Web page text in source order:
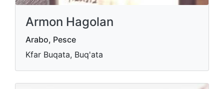
Armon Hagolan
Arabo, Pesce
Kfar Buqata, Buq'ata